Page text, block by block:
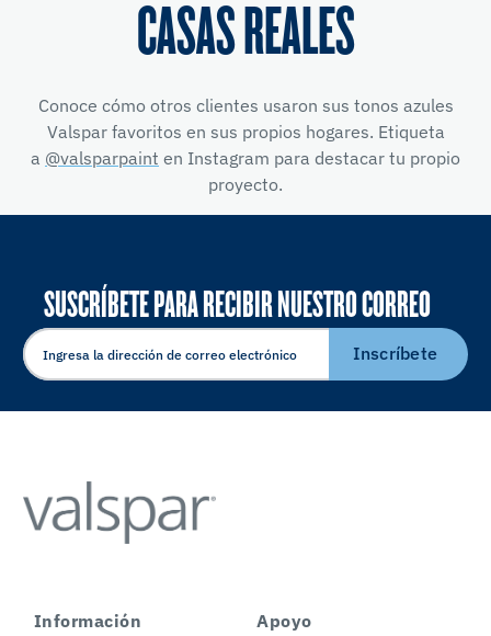
CASAS REALES
Conoce cómo otros clientes usaron sus tonos azules
Valspar favoritos en sus propios hogares. Etiqueta
a @valsparpaint en Instagram para destacar tu propio
proyecto.
SUSCRÍBETE PARA RECIBIR NUESTRO CORREO
ELECTRÓNICO
Inscríbete
Información
Apoyo